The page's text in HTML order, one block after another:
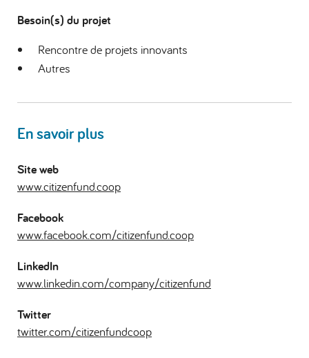
Besoin(s) du projet
Rencontre de projets innovants
Autres
En savoir plus
Site web
www.citizenfund.coop
Facebook
www.facebook.com/citizenfund.coop
LinkedIn
www.linkedin.com/company/citizenfund
Twitter
twitter.com/citizenfundcoop